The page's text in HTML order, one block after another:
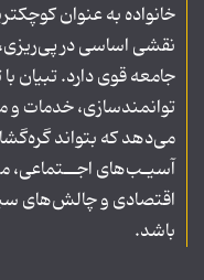
خانواده به عنوان
نقشی اساسی در
جامعه قوی دارد. تبیان
توانمندسازی، خدمات و
می‌دهد که بتواند
آسیـب‌های
اقتصادی و چالش‌های
باشد.